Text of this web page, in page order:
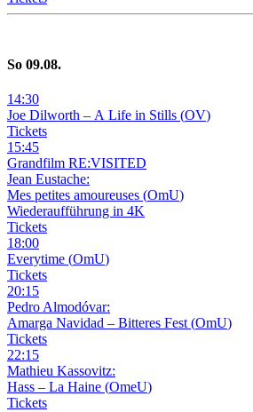
So 09.08.
14:30
Joe Dilworth – A Life in Stills (OV)
Tickets
15:45
Grandfilm RE:VISITED
Jean Eustache:
Mes petites amoureuses (OmU)
Wiederaufführung in 4K
Tickets
18:00
Everytime (OmU)
Tickets
20:15
Pedro Almodóvar:
Amarga Navidad – Bitteres Fest (OmU)
Tickets
22:15
Mathieu Kassovitz:
Hass – La Haine (OmeU)
Tickets